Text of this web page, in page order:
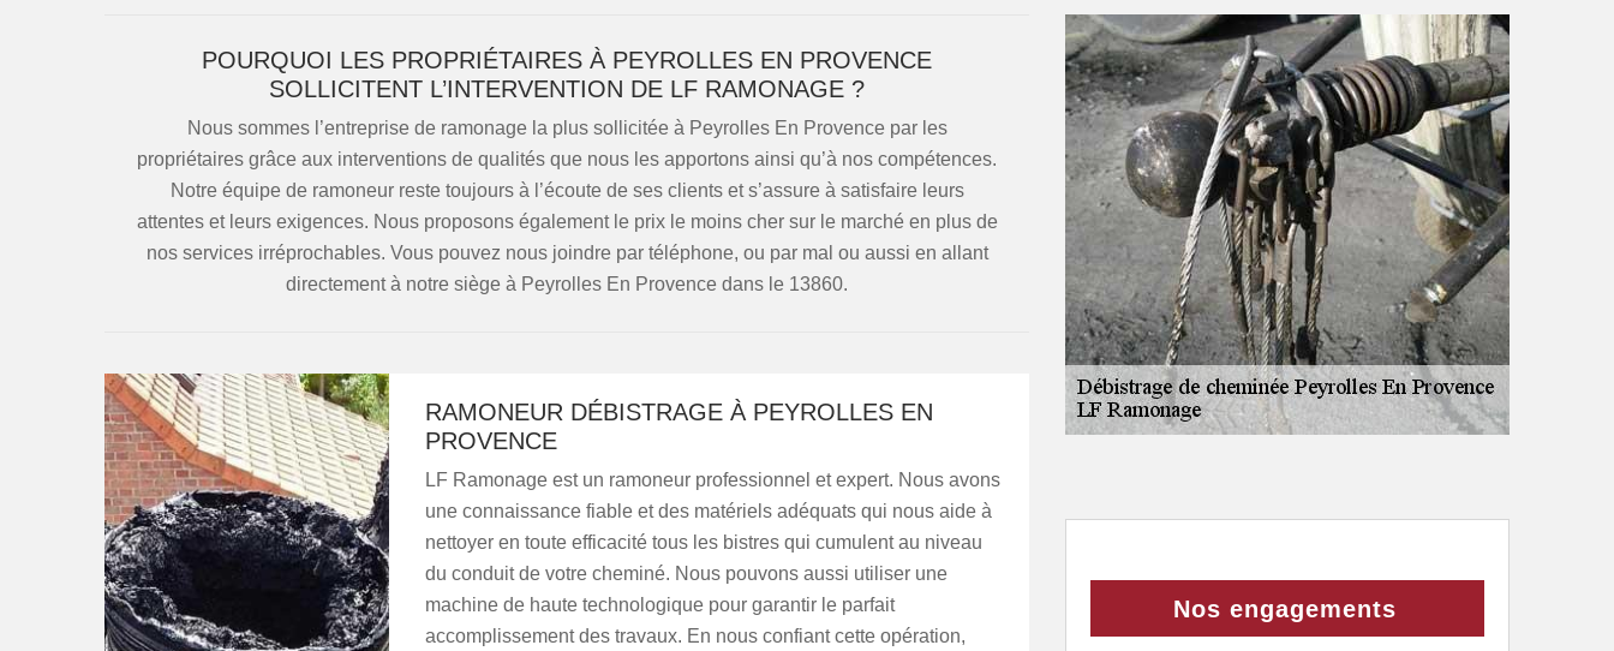
POURQUOI LES PROPRIÉTAIRES À PEYROLLES EN PROVENCE
SOLLICITENT L’INTERVENTION DE LF RAMONAGE ?
Nous sommes l’entreprise de ramonage la plus sollicitée à Peyrolles En Provence par les
propriétaires grâce aux interventions de qualités que nous les apportons ainsi qu’à nos compétences.
Notre équipe de ramoneur reste toujours à l’écoute de ses clients et s’assure à satisfaire leurs
attentes et leurs exigences. Nous proposons également le prix le moins cher sur le marché en plus de
nos services irréprochables. Vous pouvez nous joindre par téléphone, ou par mal ou aussi en allant
directement à notre siège à Peyrolles En Provence dans le 13860.
RAMONEUR DÉBISTRAGE À PEYROLLES EN
PROVENCE
LF Ramonage est un ramoneur professionnel et expert. Nous avons
une connaissance fiable et des matériels adéquats qui nous aide à
nettoyer en toute efficacité tous les bistres qui cumulent au niveau
du conduit de votre cheminé. Nous pouvons aussi utiliser une
machine de haute technologique pour garantir le parfait
accomplissement des travaux. En nous confiant cette opération,
Nos engagements